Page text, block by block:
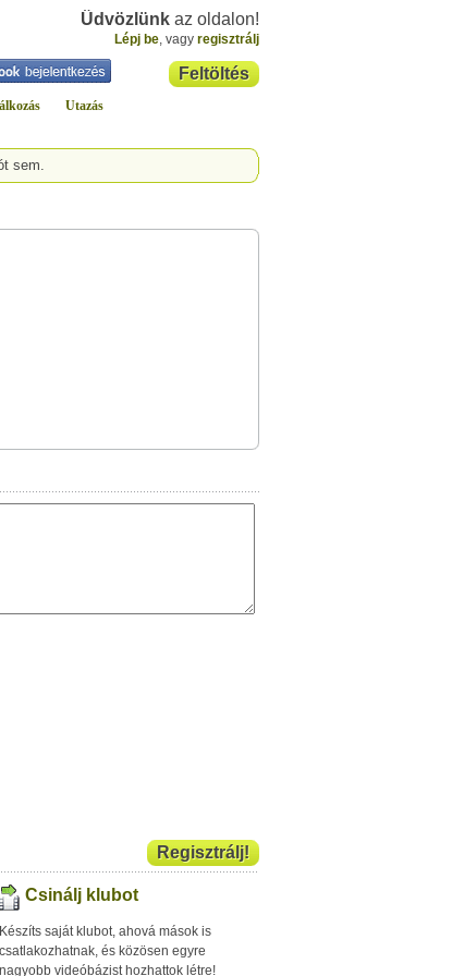
Üdvözlünk az oldalon!
Lépj be, vagy regisztrálj
Feltöltés
Utazás
sem.
Regisztrálj!
Csinálj klubot
Készíts saját klubot, ahová mások is
csatlakozhatnak, és közösen egyre
nagyobb videóbázist hozhattok létre!